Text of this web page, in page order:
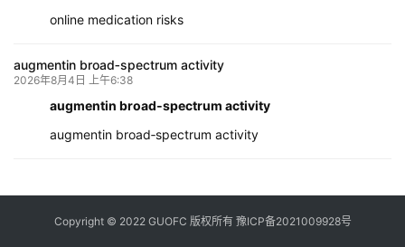
online medication risks
augmentin broad‑spectrum activity
2026年8月4日 上午6:38
augmentin broad‑spectrum activity
augmentin broad‑spectrum activity
Copyright © 2022 GUOFC 版权所有 豫ICP备2021009928号